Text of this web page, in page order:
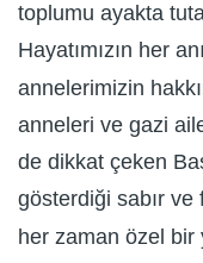
toplumu ayakta
Hayatımızın her
annelerimizin
anneleri ve gazi
de dikkat çeken
gösterdiği sabır ve
her zaman özel bir